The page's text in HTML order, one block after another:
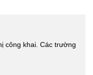
công khai. Các trường